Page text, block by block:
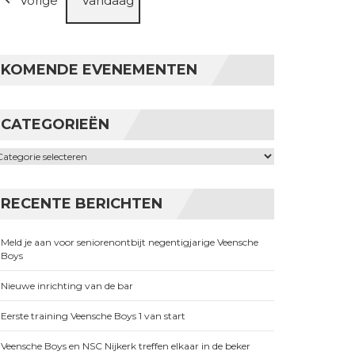
KOMENDE EVENEMENTEN
CATEGORIEËN
RECENTE BERICHTEN
Meld je aan voor seniorenontbijt negentigjarige Veensche
Boys
Nieuwe inrichting van de bar
Eerste training Veensche Boys 1 van start
Veensche Boys en NSC Nijkerk treffen elkaar in de beker